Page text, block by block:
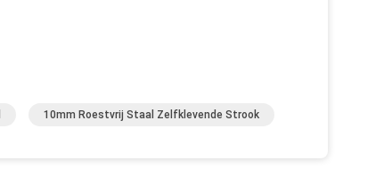
10mm Roestvrij Staal Zelfklevende Strook